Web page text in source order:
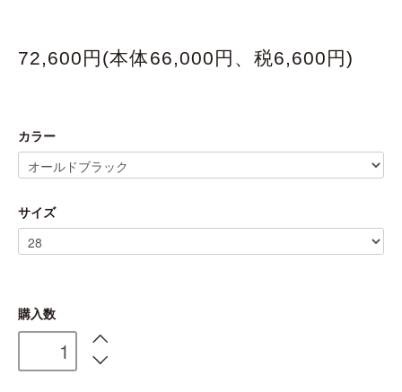
72,600円(本体66,000円、税6,600円)
カラー
サイズ
購入数